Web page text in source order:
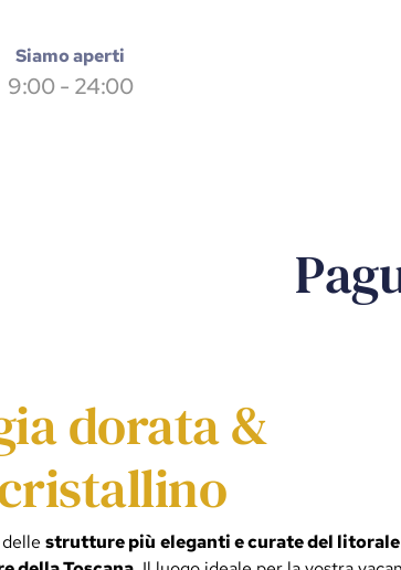
Siamo aperti
9:00 - 24:00
dorata &
strutture più eleganti e curate del